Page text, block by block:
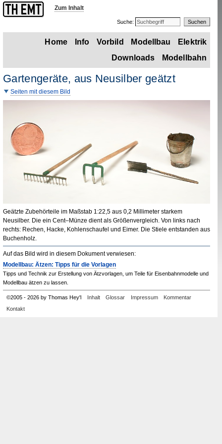
Zum Inhalt
Suche:
Home Info Vorbild Modellbau
Elektrik
Downloads
Modellbahn
Gartengeräte, aus Neusilber geätzt
Seiten mit diesem Bild
Geätzte Zubehörteile im Maßstab 1:22,5 aus 0,2 Millimeter starkem
Neusilber. Die ein Cent–Münze dient als Größenvergleich. Von links nach
rechts: Rechen, Hacke, Kohlenschaufel und Eimer. Die Stiele entstanden aus
Buchenholz.
Auf das Bild wird in diesem Dokument verwiesen:
Modellbau: Ätzen: Tipps für die Vorlagen
Tipps und Technik zur Erstellung von Ätzvorlagen, um Teile für Eisenbahnmodelle und
Modellbau ätzen zu lassen.
©2005- 2026 by Thomas Hey'l Inhalt Glossar Impressum
Kommentar
Kontakt